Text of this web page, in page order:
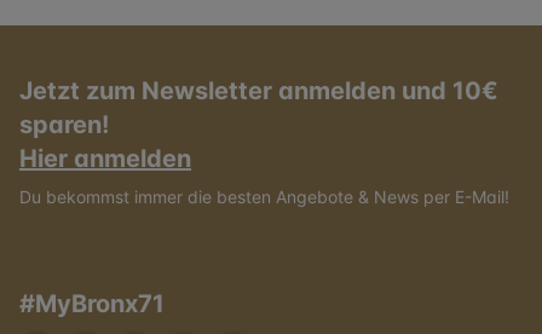
Jetzt zum Newsletter anmelden und 10€
sparen!
Hier anmelden
Du bekommst immer die besten Angebote & News per E-Mail!
#MyBronx71